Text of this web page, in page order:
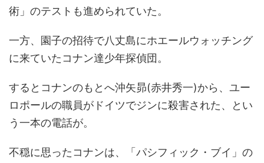
術」のテストも進められていた。
一方、園子の招待で八丈島にホエールウォッチング
に来ていたコナン達少年探偵団。
するとコナンのもとへ沖矢昴(赤井秀一)から、ユー
ロポールの職員がドイツでジンに殺害された、とい
う一本の電話が。
不穏に思ったコナンは、「パシフィック・ブイ」の